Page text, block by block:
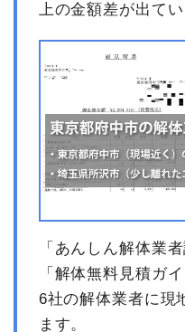
値引き
小計
消費税
上の金額差が出てい
「あんしん解体業
「解体無料見積ガ
6社の解体業者に現
ます。